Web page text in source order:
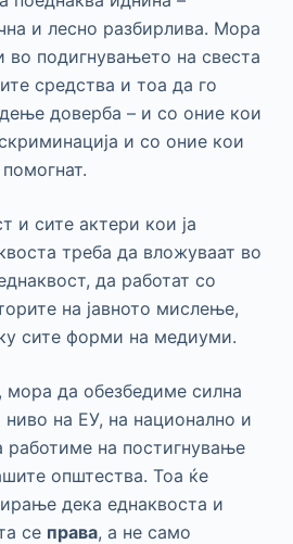
и лесно разбирлива. Мора
подигнувањето на свеста
средства и тоа да го
доверба – и со оние кои
и со оние кои
и сите актери кои ја
треба да вложуваат во
да работат со
на јавното мислење,
сите форми на медиуми.
мора да обезбедиме силна
ниво на ЕУ, на национално и
работиме на постигнување
општества. Тоа ќе
дека еднаквоста и
се права, а не само